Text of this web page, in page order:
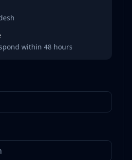
within 48 hours